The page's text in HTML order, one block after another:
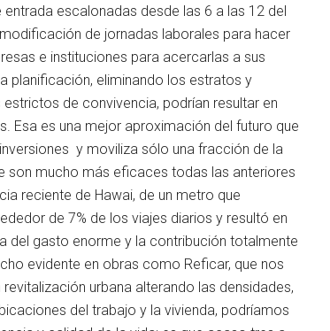
escalonadas desde las 6 a las 12 del
de jornadas laborales para hacer
e instituciones para acercarlas a sus
planificación, eliminando los estratos y
de convivencia, podrían resultar en
Esa es una mejor aproximación del futuro que
y moviliza sólo una fracción de la
son mucho más eficaces todas las anteriores
reciente de Hawai, de un metro que
de 7% de los viajes diarios y resultó en
del gasto enorme y la contribución totalmente
evidente en obras como Reficar, que nos
urbana alterando las densidades,
del trabajo y la vivienda, podríamos